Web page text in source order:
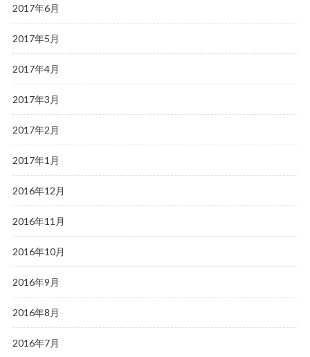
2017年6月
2017年5月
2017年4月
2017年3月
2017年2月
2017年1月
2016年12月
2016年11月
2016年10月
2016年9月
2016年8月
2016年7月